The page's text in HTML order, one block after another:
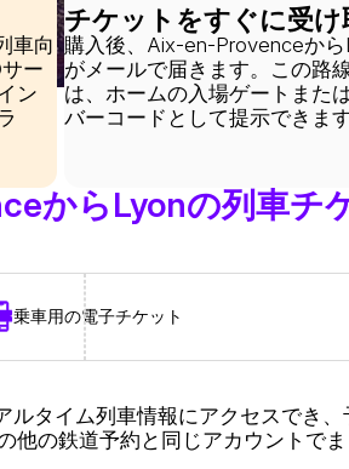
車向
ー
ン
チケットをすぐに受け
購入後、Aix-en-Provenceか
がメールで届きます。この路
は、ホームの入場ゲートまた
バーコードとして提示できます
からLyonの列車チ
乗車用の電子チケット
タイム列車情報にアクセスでき
の鉄道予約と同じアカウントでま